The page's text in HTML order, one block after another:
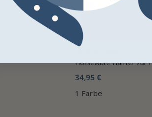
Horseware Halfter zur
34,95 €
1 Farbe